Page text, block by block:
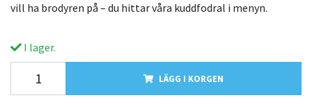
vill ha brodyren på – du hittar våra kuddfodral i menyn.
I lager.
LÄGG I KORGEN